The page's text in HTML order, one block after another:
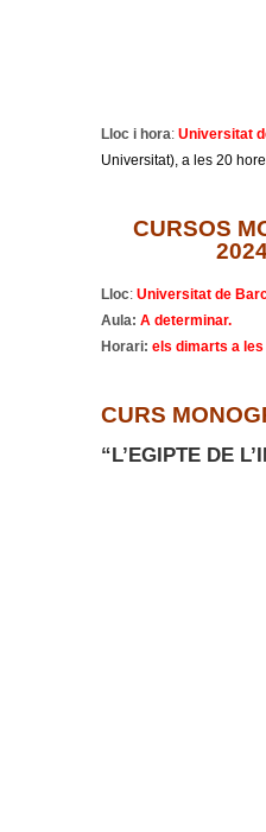
Lloc i hora: Universitat
Universitat), a les 20
CURSOS
Lloc: Universitat de
Aula: A determinar.
Horari: els dimarts a
CURS
“L’EGIPTE DE